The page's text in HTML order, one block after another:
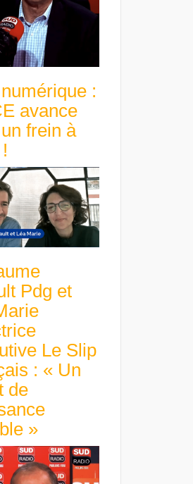
:
avance
frein à
Pdg et
Le Slip
: « Un
de
»